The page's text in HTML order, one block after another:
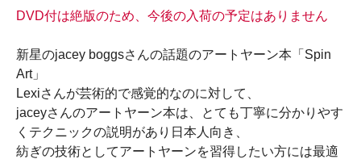
DVD付は絶版のため、今後の入荷の予定はありません
新星のjacey boggsさんの話題のアートヤーン本「Spin
Art」
Lexiさんが芸術的で感覚的なのに対して、
jaceyさんのアートヤーン本は、とても丁寧に分かりやす
くテクニックの説明があり日本人向き、
紡ぎの技術としてアートヤーンを習得したい方には最適